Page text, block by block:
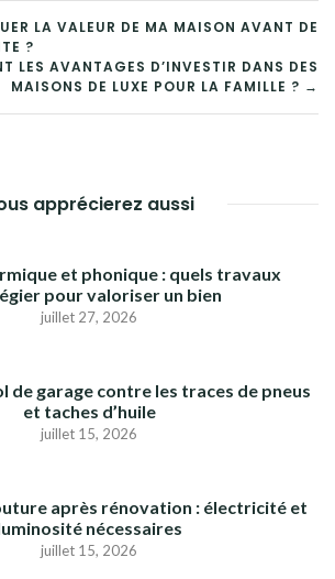
LA VALEUR DE MA MAISON AVANT DE
?
LES AVANTAGES D’INVESTIR DANS DES
MAISONS DE LUXE POUR LA FAMILLE ? →
apprécierez aussi
et phonique : quels travaux
pour valoriser un bien
juillet 27, 2026
de garage contre les traces de pneus
et taches d’huile
juillet 15, 2026
après rénovation : électricité et
nécessaires
juillet 15, 2026